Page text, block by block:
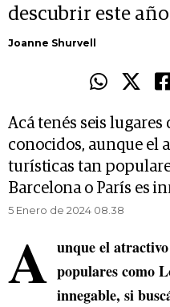
descubrir este año
Joanne Shurvell
Acá tenés seis lugares
conocidos, aunque el
turísticas tan
Barcelona o París es
5 Enero de 2024 08.38
A unque el
populares como
innegable, si